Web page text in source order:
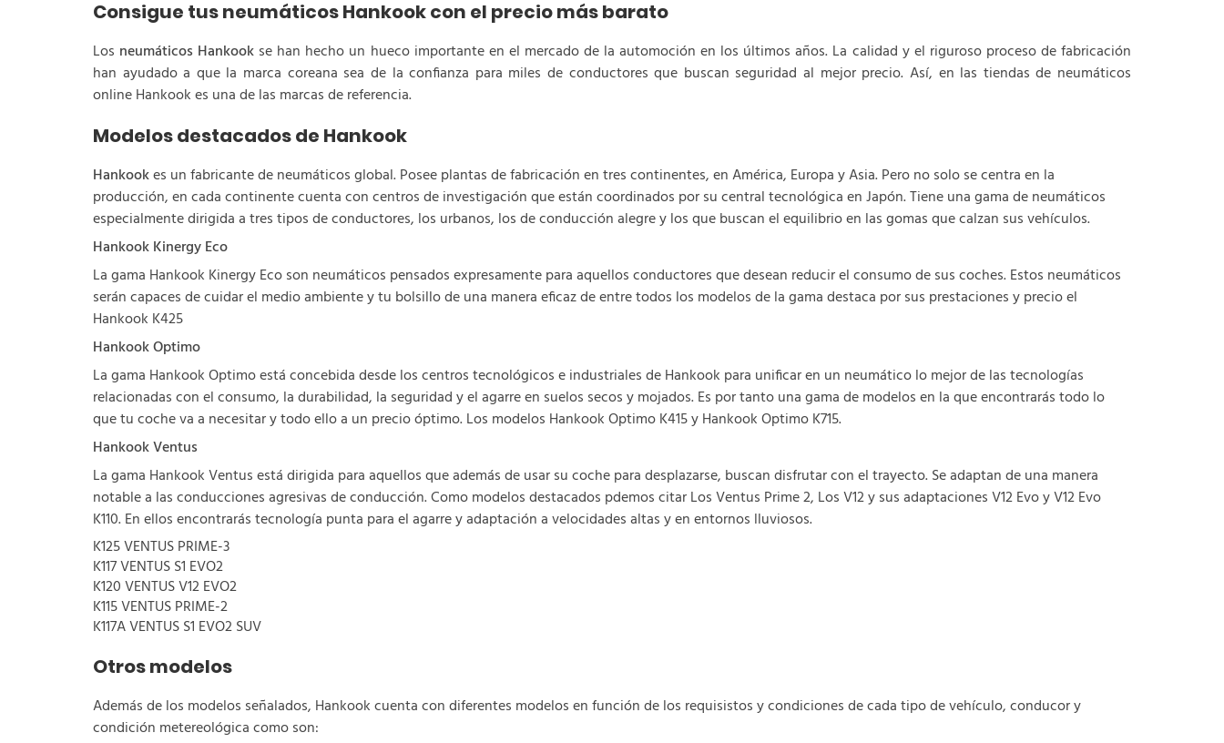
Consigue tus neumáticos Hankook con el precio más barato
Los neumáticos Hankook se han hecho un hueco importante en el mercado de la automoción en los últimos años. La calidad y el riguroso proceso de fabricación
han ayudado a que la marca coreana sea de la confianza para miles de conductores que buscan seguridad al mejor precio. Así, en las tiendas de neumáticos
online Hankook es una de las marcas de referencia.
Modelos destacados de Hankook
Hankookes un fabricante de neumáticos global. Posee plantas de fabricación en tres continentes, en América, Europa y Asia. Pero no solo se centra en la
producción, en cada continente cuenta con centros de investigación que están coordinados por su central tecnológica en Japón. Tiene una gama de neumáticos
especialmente dirigida a tres tipos de conductores, los urbanos, los de conducción alegre y los que buscan el equilibrio en las gomas que calzan sus vehículos.
Hankook Kinergy Eco
La gama Hankook Kinergy Eco son neumáticos pensados expresamente para aquellos conductores que desean reducir el consumo de sus coches. Estos neumáticos
serán capaces de cuidar el medio ambiente y tu bolsillo de una manera eficaz de entre todos los modelos de la gama destaca por sus prestaciones y precio el
Hankook K425
Hankook Optimo
La gama Hankook Optimo está concebida desde los centros tecnológicos e industriales de Hankook para unificar en un neumático lo mejor de las tecnologías
relacionadas con el consumo, la durabilidad, la seguridad y el agarre en suelos secos y mojados. Es por tanto una gama de modelos en la que encontrarás todo lo
que tu coche va a necesitar y todo ello a un precio óptimo. Los modelos Hankook Optimo K415 y Hankook Optimo K715.
Hankook Ventus
La gama Hankook Ventus está dirigida para aquellos que además de usar su coche para desplazarse, buscan disfrutar con el trayecto. Se adaptan de una manera
notable a las conducciones agresivas de conducción. Como modelos destacados pdemos citar Los Ventus Prime 2, Los V12 y sus adaptaciones V12 Evo y V12 Evo
K110. En ellos encontrarás tecnología punta para el agarre y adaptación a velocidades altas y en entornos lluviosos.
K125 VENTUS PRIME-3
K117 VENTUS S1 EVO2
K120 VENTUS V12 EVO2
K115 VENTUS PRIME-2
K117A VENTUS S1 EVO2 SUV
Otros modelos
Además de los modelos señalados, Hankook cuenta con diferentes modelos en función de los requisistos y condiciones de cada tipo de vehículo, conducor y
condición metereológica como son: